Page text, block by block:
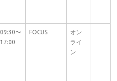
09:30〜
17:00
FOCUS
オン
ライ
ン